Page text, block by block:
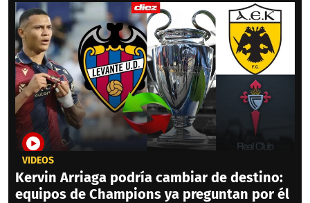
VIDEOS
Kervin Arriaga podría cambiar de destino:
equipos de Champions ya preguntan por él